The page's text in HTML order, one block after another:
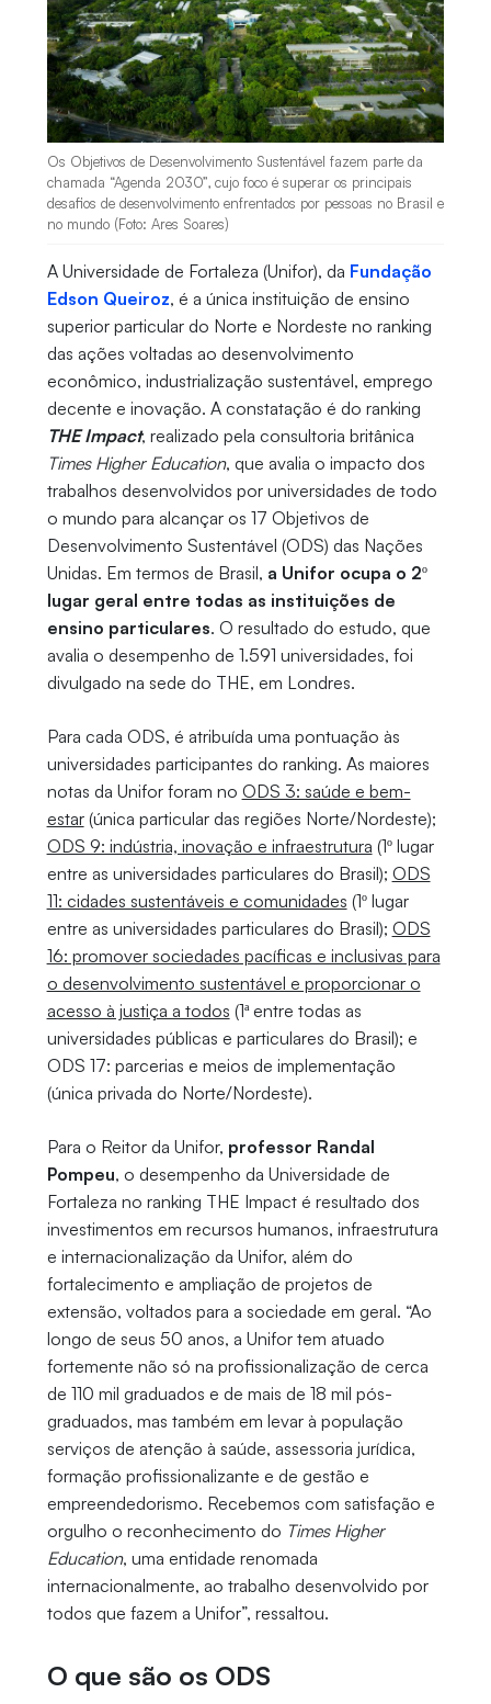
Os Objetivos de Desenvolvimento Sustentável fazem parte da
chamada “Agenda 2030”, cujo foco é superar os principais
desafios de desenvolvimento enfrentados por pessoas no Brasil e
no mundo (Foto: Ares Soares)
A Universidade de Fortaleza (Unifor), da Fundação
Edson Queiroz, é a única instituição de ensino
superior particular do Norte e Nordeste no ranking
das ações voltadas ao desenvolvimento
econômico, industrialização sustentável, emprego
decente e inovação. A constatação é do ranking
THE Impact, realizado pela consultoria britânica
Times Higher Education, que avalia o impacto dos
trabalhos desenvolvidos por universidades de todo
o mundo para alcançar os 17 Objetivos de
Desenvolvimento Sustentável (ODS) das Nações
Unidas. Em termos de Brasil, a Unifor ocupa o 2º
lugar geral entre todas as instituições de
ensino particulares. O resultado do estudo, que
avalia o desempenho de 1.591 universidades, foi
divulgado na sede do THE, em Londres.
Para cada ODS, é atribuída uma pontuação às
universidades participantes do ranking. As maiores
notas da Unifor foram no ODS 3: saúde e bem-
estar(única particular das regiões Norte/Nordeste);
ODS 9: indústria, inovação e infraestrutura (1º lugar
entre as universidades particulares do Brasil); ODS
11: cidades sustentáveis e comunidades (1º lugar
entre as universidades particulares do Brasil); ODS
16: promover sociedades pacíficas e inclusivas para
o desenvolvimento sustentável e proporcionar o
acesso à justiça a todos (1ª entre todas as
universidades públicas e particulares do Brasil); e
ODS 17: parcerias e meios de implementação
(única privada do Norte/Nordeste).
Para o Reitor da Unifor, professor Randal
Pompeu, o desempenho da Universidade de
Fortaleza no ranking THE Impact é resultado dos
investimentos em recursos humanos, infraestrutura
e internacionalização da Unifor, além do
fortalecimento e ampliação de projetos de
extensão, voltados para a sociedade em geral. “Ao
longo de seus 50 anos, a Unifor tem atuado
fortemente não só na profissionalização de cerca
de 110 mil graduados e de mais de 18 mil pós-
graduados, mas também em levar à população
serviços de atenção à saúde, assessoria jurídica,
formação profissionalizante e de gestão e
empreendedorismo. Recebemos com satisfação e
orgulho o reconhecimento do Times Higher
Education, uma entidade renomada
internacionalmente, ao trabalho desenvolvido por
todos que fazem a Unifor”, ressaltou.
O que são os ODS